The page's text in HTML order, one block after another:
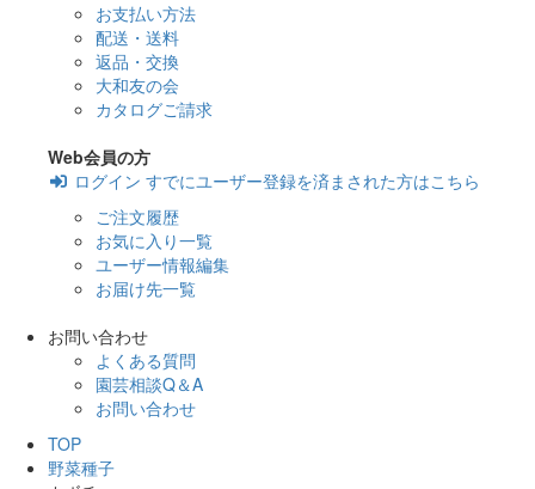
お支払い方法
配送・送料
返品・交換
大和友の会
カタログご請求
Web会員の方
ログイン すでにユーザー登録を済まされた方はこちら
ご注文履歴
お気に入り一覧
ユーザー情報編集
お届け先一覧
お問い合わせ
よくある質問
園芸相談Q＆A
お問い合わせ
TOP
野菜種子